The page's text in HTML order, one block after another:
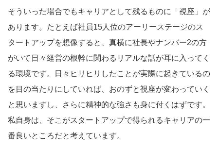
そういった場合でもキャリアとして残るものに「視座」が
あります。たとえば社員15人位のアーリーステージのス
タートアップを想像すると、真横に社長やナンバー2の方
がいて日々経営の根幹に関わるリアルな話が耳に入ってく
る環境です。日々ヒリヒリしたことが実際に起きているの
を目の当たりにしていれば、おのずと視座が変わっていく
と思いますし、さらに精神的な強さも身に付くはずです。
私自身は、そこがスタートアップで得られるキャリアの一
番良いところだと考えています。